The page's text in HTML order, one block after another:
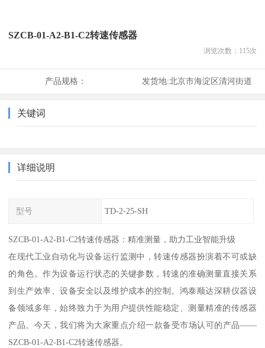
SZCB-01-A2-B1-C2转速传感器
浏览次数： 115次
产品规格： 发货地:北京市海淀区清河街道
关键词
详细说明
型号 TD-2-25-SH
SZCB-01-A2-B1-C2转速传感器：精准测量，助力工业智能升级
在现代工业自动化与设备运行监测中，转速传感器扮演着不可或缺
的角色。作为设备运行状态的关键参数，转速的准确测量直接关系
到生产效率、设备安全以及维护成本的控制。鸿泰顺达深耕仪器设
备领域多年，始终致力于为用户提供性能稳定、测量精准的传感器
产品。今天，我们将为大家重点介绍一款备受市场认可的产品——
SZCB-01-A2-B1-C2转速传感器。